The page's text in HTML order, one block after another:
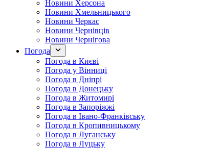
Новини Херсона
Новини Хмельницького
Новини Черкас
Новини Чернівців
Новини Чернігова
Погода
Погода в Києві
Погода у Вінниці
Погода в Дніпрі
Погода в Донецьку
Погода в Житомирі
Погода в Запоріжжі
Погода в Івано-Франківську
Погода в Кропивницькому
Погода в Луганську
Погода в Луцьку